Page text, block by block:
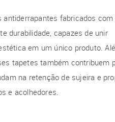
antiderrapantes fabricados
durabilidade, capazes de unir
em um único produto.
tapetes também contribuem
na retenção de sujeira e
e acolhedores.